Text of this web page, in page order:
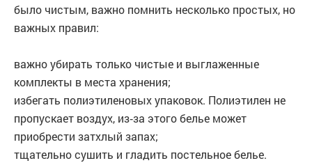
было чистым, важно помнить несколько простых, но
важных правил:
важно убирать только чистые и выглаженные
комплекты в места хранения;
избегать полиэтиленовых упаковок. Полиэтилен не
пропускает воздух, из‑за этого белье может
приобрести затхлый запах;
тщательно сушить и гладить постельное белье.